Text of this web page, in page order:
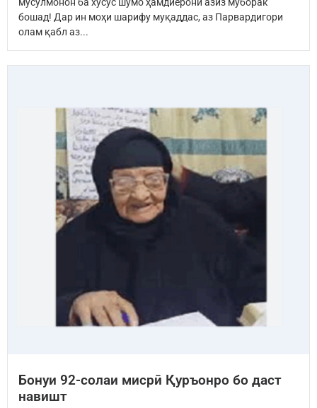
бошад! Дар ин моҳи шарифу муқаддас, аз Парвардигори
олам қабл аз...
Бонуи 92-солаи мисрӣ Қуръонро бо даст
навишт